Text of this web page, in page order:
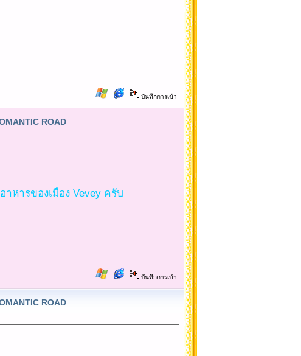
บันทึกการเข้า
ROAD
หารของเมือง Vevey ครับ
บันทึกการเข้า
ROAD